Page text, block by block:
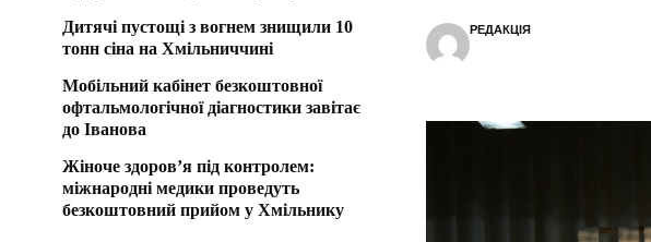
РЕДАКЦІЯ
Дитячі пустощі з вогнем знищили 10
тонн сіна на Хмільниччині
Мобільний кабінет безкоштовної
офтальмологічної діагностики завітає
до Іванова
Жіноче здоров’я під контролем:
міжнародні медики проведуть
безкоштовний прийом у Хмільнику